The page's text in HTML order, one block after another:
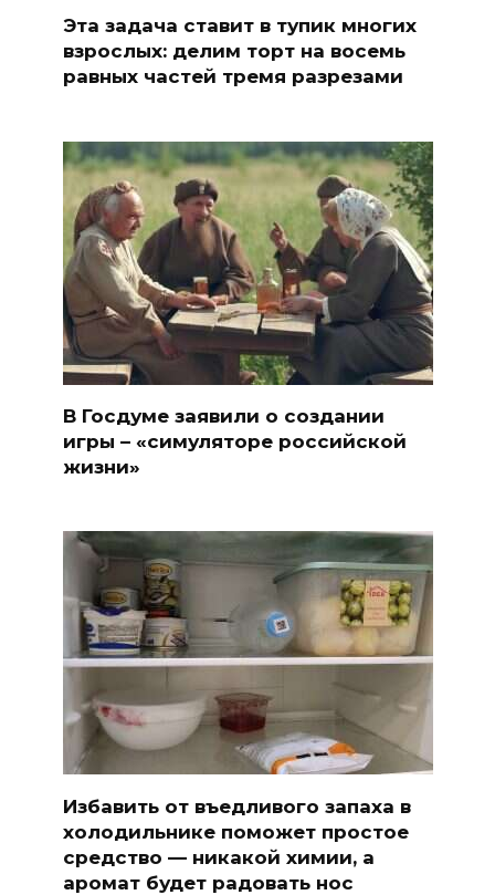
Эта задача ставит в тупик многих
взрослых: делим торт на восемь
равных частей тремя разрезами
В Госдуме заявили о создании
игры – «симуляторе российской
жизни»
Избавить от въедливого запаха в
холодильнике поможет простое
средство — никакой химии, а
аромат будет радовать нос